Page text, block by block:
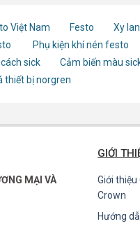
Việt Nam Festo Xy
Phụ kiện khí nén festo
sick
Cảm biến màu
thiết bị norgren
MẠI VÀ
GIỚI
Giới thiệu
Crown
Hướng